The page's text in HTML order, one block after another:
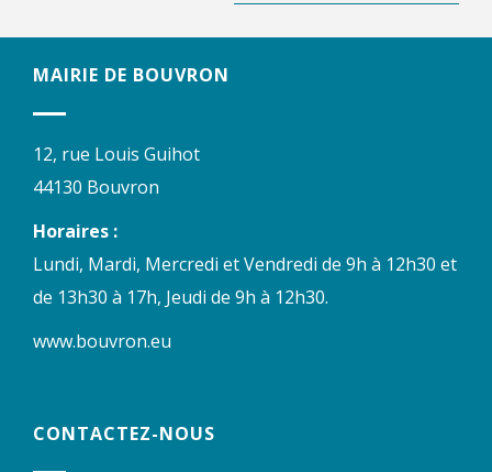
MAIRIE DE BOUVRON
12, rue Louis Guihot
44130 Bouvron
Horaires :
Lundi, Mardi, Mercredi et Vendredi de 9h à 12h30 et
de 13h30 à 17h, Jeudi de 9h à 12h30.
www.bouvron.eu
CONTACTEZ-NOUS